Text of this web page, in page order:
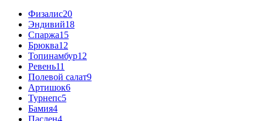
Физалис20
Эндивий18
Спаржа15
Брюква12
Топинамбур12
Ревень11
Полевой салат9
Артишок6
Турнепс5
Бамия4